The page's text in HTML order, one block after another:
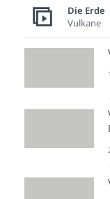
Die Erde
Vulkane